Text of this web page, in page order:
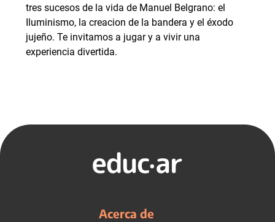
tres sucesos de la vida de Manuel Belgrano: el
Iluminismo, la creacion de la bandera y el éxodo
jujeño. Te invitamos a jugar y a vivir una
experiencia divertida.
Acerca de